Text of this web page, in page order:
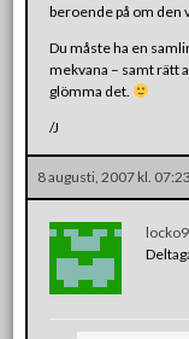
beroende på om den
Du måste ha en
mekvana – samt rätt
glömma det.
/J
8 augusti, 2007 kl. 07:23